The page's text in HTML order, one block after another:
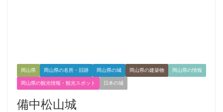
岡山県 岡山県の名所・旧跡 岡山県の城 岡山県の建築物 岡山県の情報
岡山県の観光情報・観光スポット 日本の城
備中松山城